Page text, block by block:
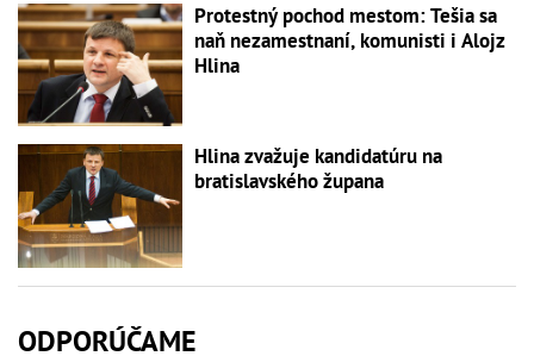
Protestný pochod mestom: Tešia sa
naň nezamestnaní, komunisti i Alojz
Hlina
Hlina zvažuje kandidatúru na
bratislavského župana
ODPORÚČAME